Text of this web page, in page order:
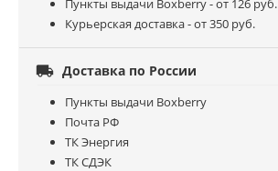
Курьерская доставка - от 350 руб.
 Доставка по России
Пункты выдачи Boxberry
Почта РФ
ТК Энергия
ТК СДЭК